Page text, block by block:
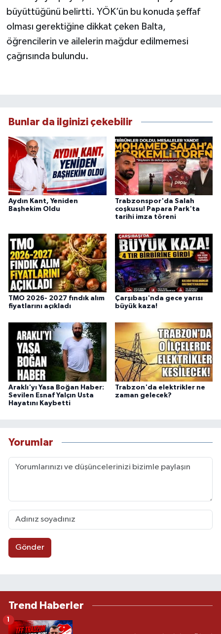
büyüttüğünü belirtti. YÖK’ün bu konuda şeffaf
olması gerektiğine dikkat çeken Balta,
öğrencilerin ve ailelerin mağdur edilmemesi
çağrısında bulundu.
Bunlar da ilginizi çekebilir
Aydın Kant, Yeniden
Başhekim Oldu
Trabzonspor'da Salah
coşkusu! Papara Park'ta
tarihi imza töreni
TMO 2026- 2027 fındık alım
fiyatlarını açıkladı
Çarşıbaşı'nda gece yarısı
büyük kaza!
Araklı'yı Yasa Boğan Haber:
Sevilen Esnaf Yalçın Usta
Hayatını Kaybetti
Trabzon'da elektrikler ne
zaman gelecek?
Yorumlar
Gönder
Trend Haberler
1